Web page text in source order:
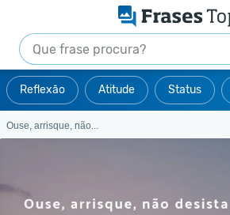
Reflexão Atitude Status
Ouse, arrisque, não...